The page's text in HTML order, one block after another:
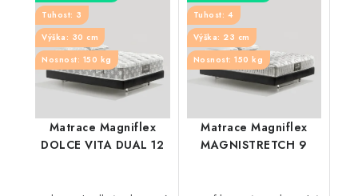
Matrace Magniflex
DOLCE VITA DUAL 12
Tuhost: 3
Výška: 30 cm
Nosnost: 150 kg
Matrace Magniflex
MAGNISTRETCH 9
Tuhost: 4
Výška: 23 cm
Nosnost: 150 kg